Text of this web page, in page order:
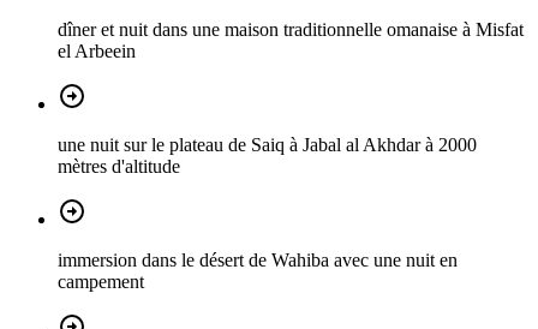
dîner et nuit dans une maison traditionnelle omanaise à Misfat
el Arbeein
une nuit sur le plateau de Saiq à Jabal al Akhdar à 2000
mètres d'altitude
immersion dans le désert de Wahiba avec une nuit en
campement